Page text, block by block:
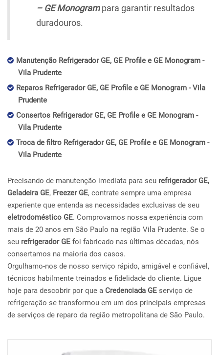
– GE Monogrampara garantir resultados
duradouros.
Manutenção Refrigerador GE, GE Profile e GE Monogram -
Vila Prudente
Reparos Refrigerador GE, GE Profile e GE Monogram - Vila
Prudente
Consertos Refrigerador GE, GE Profile e GE Monogram -
Vila Prudente
Troca de filtro Refrigerador GE, GE Profile e GE Monogram -
Vila Prudente
Precisando de manutenção imediata para seu refrigerador GE,
Geladeira GE, Freezer GE, contrate sempre uma empresa
experiente que entenda as necessidades exclusivas de seu
eletrodoméstico GE. Comprovamos nossa experiência com
mais de 20 anos em São Paulo na região Vila Prudente. Se o
seu refrigerador GE foi fabricado nas últimas décadas, nós
consertamos na maioria dos casos.
Orgulhamo-nos de nosso serviço rápido, amigável e confiável,
técnicos habilmente treinados e fidelidade do cliente. Ligue
hoje para descobrir por que a Credenciada GE serviço de
refrigeração se transformou em um dos principais empresas
de serviços de reparo da região metropolitana de São Paulo.